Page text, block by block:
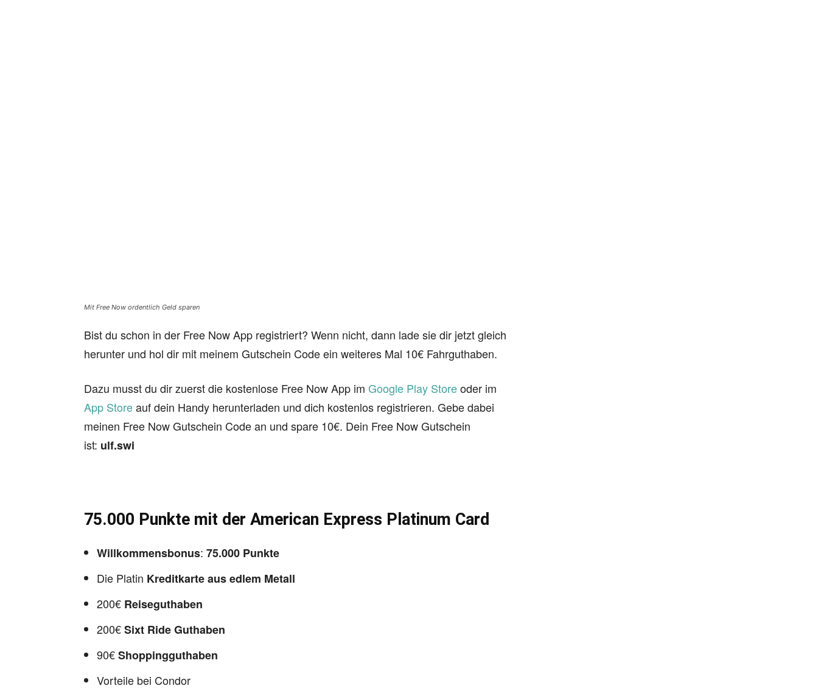
Mit Free Now ordentlich Geld sparen
Bist du schon in der Free Now App registriert? Wenn nicht, dann lade sie dir jetzt gleich
herunter und hol dir mit meinem Gutschein Code ein weiteres Mal 10€ Fahrguthaben.
Dazu musst du dir zuerst die kostenlose Free Now App im Google Play Storeoder im
App Storeauf dein Handy herunterladen und dich kostenlos registrieren. Gebe dabei
meinen Free Now Gutschein Code an und spare 10€. Dein Free Now Gutschein
ist: ulf.swi
75.000 Punkte mit der American Express Platinum Card
Willkommensbonus: 75.000 Punkte
Die Platin Kreditkarte aus edlem Metall
200€ Reiseguthaben
200€Sixt Ride Guthaben
90€Shoppingguthaben
Vorteile bei Condor